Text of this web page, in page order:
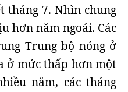
tháng 7. Nhìn chung
hơn năm ngoái. Các
Trung bộ nóng ở
ở mức thấp hơn một
năm, các tháng